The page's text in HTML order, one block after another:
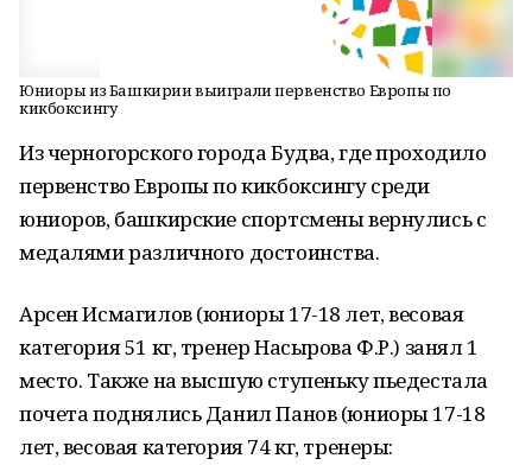
Юниоры из Башкирии выиграли первенство Европы по
кикбоксингу
Из черногорского города Будва, где проходило
первенство Европы по кикбоксингу среди
юниоров, башкирские спортсмены вернулись с
медалями различного достоинства.
Арсен Исмагилов (юниоры 17-18 лет, весовая
категория 51 кг, тренер Насырова Ф.Р.) занял 1
место. Также на высшую ступеньку пьедестала
почета поднялись Данил Панов (юниоры 17-18
лет, весовая категория 74 кг, тренеры: